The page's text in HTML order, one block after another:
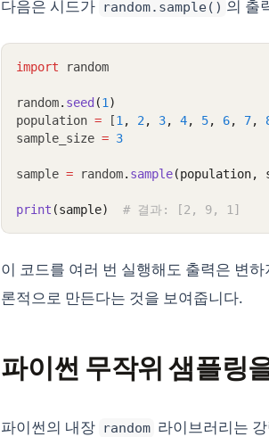
다음은 시드가 random.sample() 의 출
import random
random. seed (1 )
population = [1 , 2 , 3, 4, 5, 6, 7,
sample_size = 3
sample = random. sample(population,
print (sample) # 결과: [2, 9, 1]
이 코드를 여러 번 실행해도 출력은 변
론적으로 만든다는 것을 보여줍니다.
파이썬 무작위 샘플링
파이썬의 내장 random 라이브러리는